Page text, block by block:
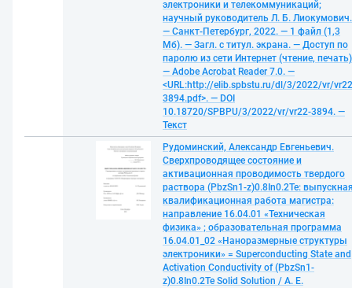
электроники и телекоммуникаций;
научный руководитель Л. Б. Лиокумович.
— Санкт-Петербург, 2022. — 1 файл (1,3
Мб). — Загл. с титул. экрана. — Доступ по
паролю из сети Интернет (чтение,
— Adobe Acrobat Reader 7.0. —
<URL:http://elib.spbstu.ru/dl/3/2022/vr/
3894.pdf>. — DOI
10.18720/SPBPU/3/2022/vr/vr22-3894. —
Текст
Рудоминский, Александр Евгеньевич.
Сверхпроводящее состояние и
активационная проводимость твердого
раствора (PbzSn1-z)0.8In0.2Te:
квалификационная работа магистра:
направление 16.04.01 «Техническая
физика» ; образовательная программа
16.04.01_02 «Наноразмерные структуры
электроники» = Superconducting State and
Activation Conductivity of (PbzSn1-
z)0.8In0.2Te Solid Solution / А. Е.